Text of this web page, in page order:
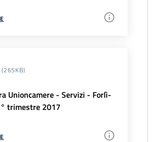
(265KB)
Unioncamere - Servizi - Forlì-
trimestre 2017